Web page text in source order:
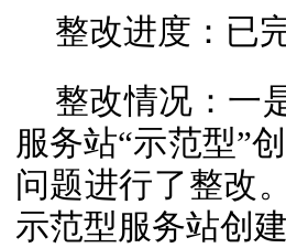
整改进度：已
整改情况：一
服务站“示范型”
问题进行了整改
示范型服务站创